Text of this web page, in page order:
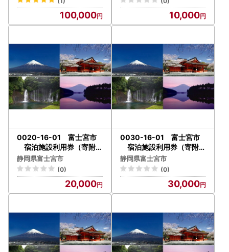
100,000 10,000
0020-16-01 富士宮市
宿泊施設利用券（寄附額
20,000円コース）
静岡県富士宮市
(0)
20,000
0030-16-01 富士宮市
宿泊施設利用券（寄附額
30,000円コース）
静岡県富士宮市
(0)
30,000